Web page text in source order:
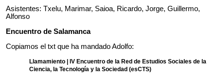
Asistentes: Txelu, Marimar, Saioa, Ricardo, Jorge, Guillermo,
Alfonso
Encuentro de Salamanca
Copiamos el txt que ha mandado Adolfo:
Llamamiento | IV Encuentro de la Red de Estudios Sociales de la
Ciencia, la Tecnología y la Sociedad (esCTS)